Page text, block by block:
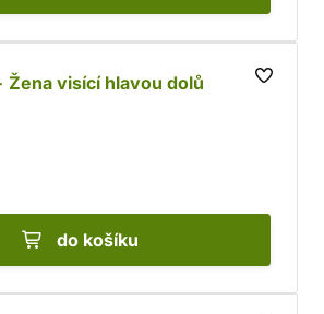
Žena visící hlavou dolů
do košíku